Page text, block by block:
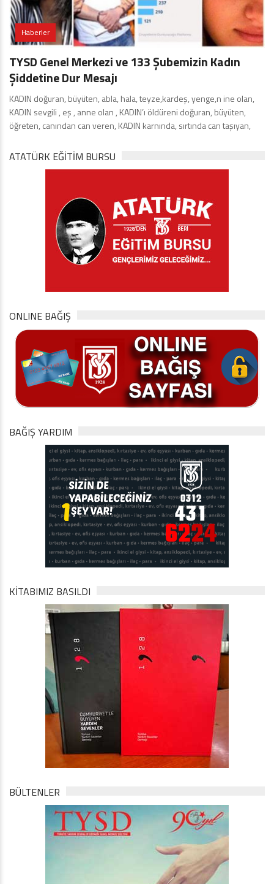
Haberler
TYSD Genel Merkezi ve 133 Şubemizin Kadın
Şiddetine Dur Mesajı
KADIN doğuran, büyüten, abla, hala, teyze,kardeş, yenge,n ine olan,
KADIN sevgili , eş , anne olan , KADIN’ı öldüreni doğuran, büyüten,
öğreten, canından can veren, KADIN karnında, sırtında can taşıyan,
ATATÜRK EĞITIM BURSU
ONLINE BAĞIŞ
BAĞIŞ YARDIM
KİTABIMIZ BASILDI
BÜLTENLER